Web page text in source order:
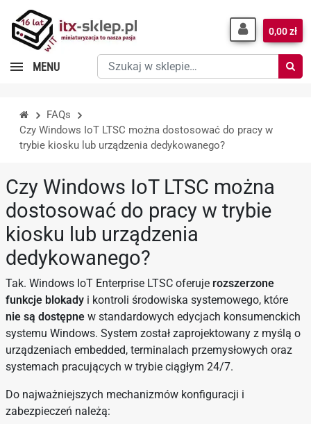
Szukaj
w
0,00 zł
MENU
FAQs
Czy Windows IoT LTSC można dostosować do pracy w
trybie kiosku lub urządzenia dedykowanego?
Czy Windows IoT LTSC można
dostosować do pracy w trybie
kiosku lub urządzenia
dedykowanego?
Tak. Windows IoT Enterprise LTSC oferuje rozszerzone
funkcje blokady i kontroli środowiska systemowego, które
nie są dostępne w standardowych edycjach konsumenckich
systemu Windows. System został zaprojektowany z myślą o
urządzeniach embedded, terminalach przemysłowych oraz
systemach pracujących w trybie ciągłym 24/7.
Do najważniejszych mechanizmów konfiguracji i
zabezpieczeń należą: